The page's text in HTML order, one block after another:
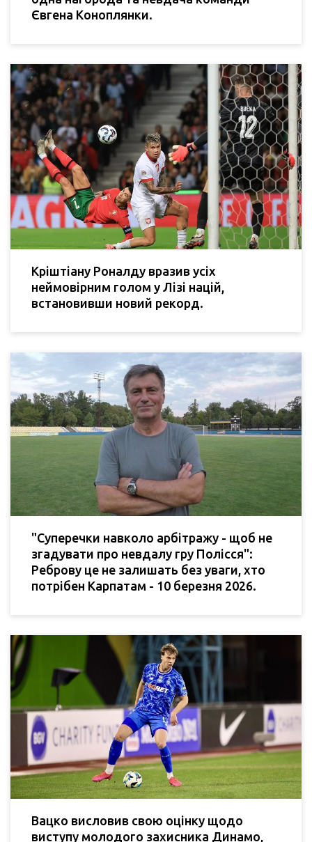
Євгена Коноплянки.
Кріштіану Роналду вразив усіх
неймовірним голом у Лізі націй,
встановивши новий рекорд.
"Суперечки навколо арбітражу - щоб не
згадувати про невдалу гру Полісся":
Реброву це не залишать без уваги, хто
потрібен Карпатам - 10 березня 2026.
Вацко висловив свою оцінку щодо
виступу молодого захисника Динамо,